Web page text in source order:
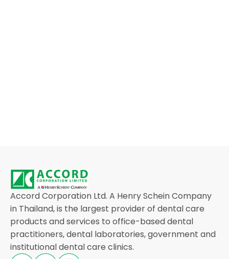
Accord Corporation Ltd. A Henry Schein Company
in Thailand, is the largest provider of dental care
products and services to office-based dental
practitioners, dental laboratories, government and
institutional dental care clinics.